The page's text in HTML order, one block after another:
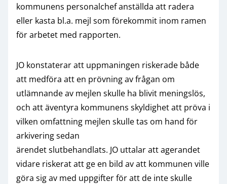
kommunens personalchef anställda att radera
eller kasta bl.a. mejl som förekommit inom ramen
för arbetet med rapporten.
JO konstaterar att uppmaningen riskerade både
att medföra att en prövning av frågan om
utlämnande av mejlen skulle ha blivit meningslös,
och att äventyra kommunens skyldighet att pröva i
vilken omfattning mejlen skulle tas om hand för
arkivering sedan
ärendet slutbehandlats. JO uttalar att agerandet
vidare riskerat att ge en bild av att kommunen ville
göra sig av med uppgifter för att de inte skulle